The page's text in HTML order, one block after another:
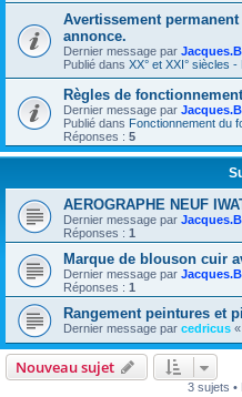
Avertissement
annonce.
Dernier message par
Publié dans XX° et XXI° siècles
Règles de fonctionnement
Dernier message par
Publié dans Fonctionnement du
Réponses : 5
AEROGRAPHE NEUF
Dernier message par
Réponses : 1
Marque de blouson cuir
Dernier message par
Réponses : 1
Rangement peintures et
Dernier message par cedricus «
Nouveau sujet
3 sujets •